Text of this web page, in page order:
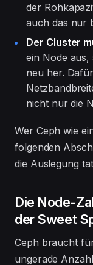
der
auch das nur
Der Cluster
ein Node aus,
neu her.
nicht nur die
Wer Ceph wie
folgenden
die Auslegung
Die Node-
der Sweet
Ceph braucht
ungerade